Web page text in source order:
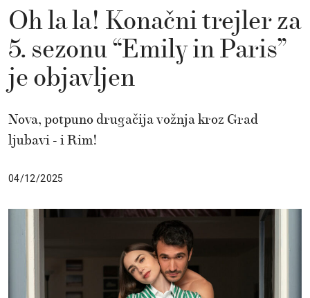
Oh la la! Konačni trejler za
5. sezonu “Emily in Paris”
je objavljen
Nova, potpuno drugačija vožnja kroz Grad
ljubavi - i Rim!
04/12/2025